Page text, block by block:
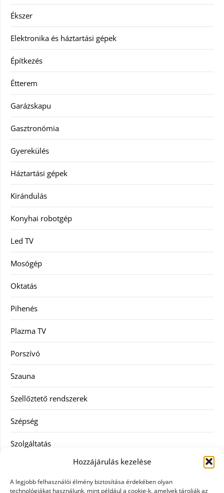
Hozzájárulás kezelése
A legjobb felhasználói élmény biztosítása érdekében olyan
technológiákat használunk, mint például a cookie-k, amelyek tárolják az
Ékszer
Elektronika és háztartási gépek
Építkezés
Étterem
Garázskapu
Gasztronómia
Gyerekülés
Háztartási gépek
Kirándulás
Konyhai robotgép
Led TV
Mosógép
Oktatás
Pihenés
Plazma TV
Porszívó
Szauna
Szellőztető rendszerek
Szépség
Szolgáltatás
Televízió